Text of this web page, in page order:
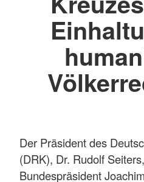
Der Präsident des
(DRK), Dr. Rudolf
Bundespräsident